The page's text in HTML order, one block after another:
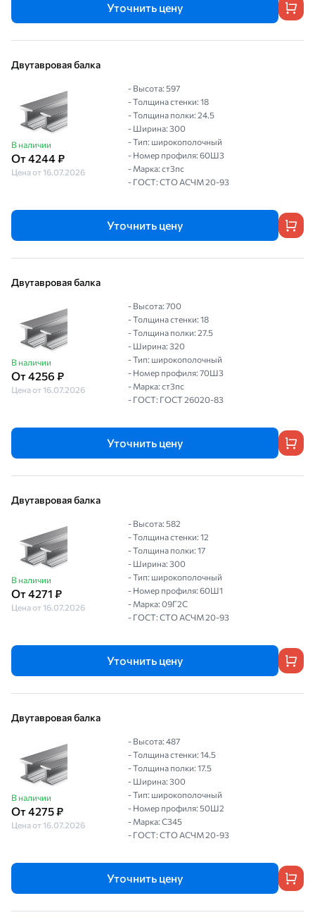
Уточнить цену
Двутавровая балка
В наличии
От 4244 ₽
Цена от 16.07.2026
- Высота: 597
- Толщина стенки: 18
- Толщина полки: 24.5
- Ширина: 300
- Тип: широкополочный
- Номер профиля: 60Ш3
- Марка: ст3пс
- ГОСТ: СТО АСЧМ 20-93
Уточнить цену
Двутавровая балка
В наличии
От 4256 ₽
Цена от 16.07.2026
- Высота: 700
- Толщина стенки: 18
- Толщина полки: 27.5
- Ширина: 320
- Тип: широкополочный
- Номер профиля: 70Ш3
- Марка: ст3пс
- ГОСТ: ГОСТ 26020-83
Уточнить цену
Двутавровая балка
В наличии
От 4271 ₽
Цена от 16.07.2026
- Высота: 582
- Толщина стенки: 12
- Толщина полки: 17
- Ширина: 300
- Тип: широкополочный
- Номер профиля: 60Ш1
- Марка: 09Г2С
- ГОСТ: СТО АСЧМ 20-93
Уточнить цену
Двутавровая балка
В наличии
От 4275 ₽
Цена от 16.07.2026
- Высота: 487
- Толщина стенки: 14.5
- Толщина полки: 17.5
- Ширина: 300
- Тип: широкополочный
- Номер профиля: 50Ш2
- Марка: С345
- ГОСТ: СТО АСЧМ 20-93
Уточнить цену